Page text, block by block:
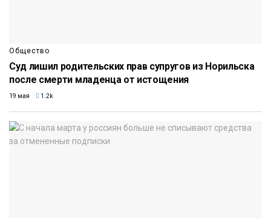
Общество
Суд лишил родительских прав супругов из Норильска
после смерти младенца от истощения
19 мая 1.2k